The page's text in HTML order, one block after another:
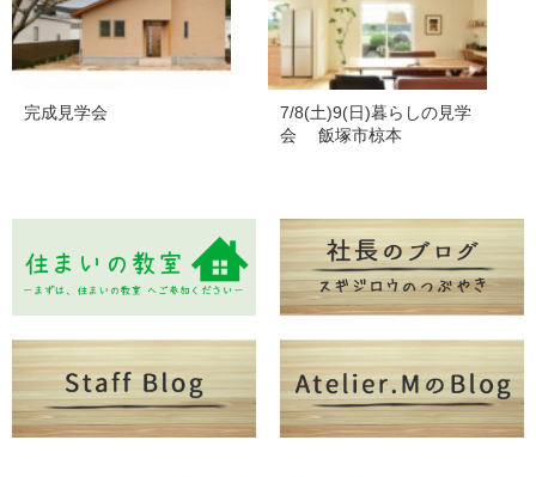
完成見学会
7/8(土)9(日)暮らしの見学
会 飯塚市椋本